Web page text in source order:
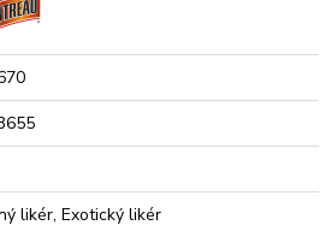
likér, Exotický likér